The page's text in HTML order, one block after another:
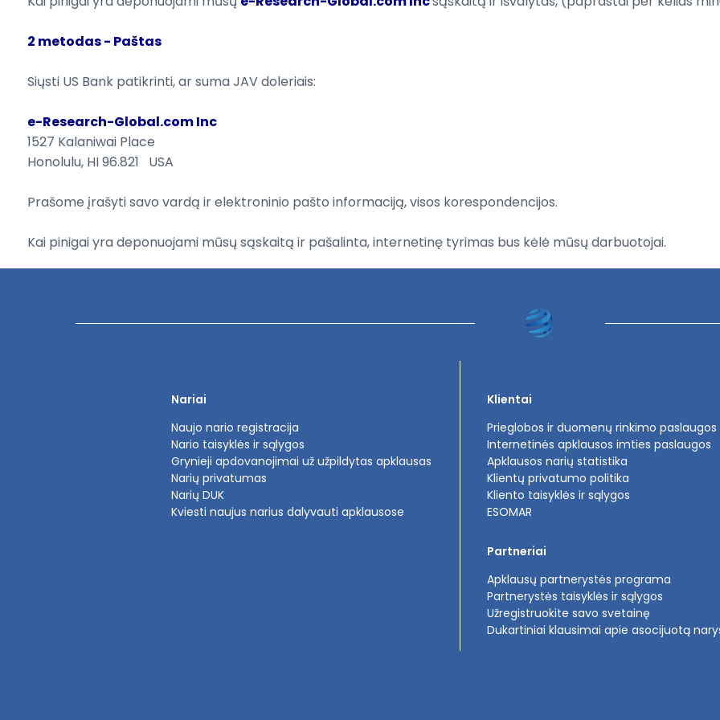
2 metodas - Paštas
Siųsti US Bank patikrinti, arsumaJAV doleriais:
e-Research-Global.com Inc
1527 Kalaniwai Place
Honolulu, HI96.821 USA
Prašome įrašytisavo vardą ir elektroninio pašto informaciją,visos korespondencijos.
Kai pinigaiyra deponuojami mūsų sąskaitą ir pašalinta,internetinę tyrimas bus kėlė mūsų darbuotojai.
Nariai
Naujo nario registracija
Nario taisyklės ir sąlygos
Grynieji apdovanojimai už užpildytas apklausas
Narių privatumas
Narių DUK
Kviesti naujus narius dalyvauti apklausose
Klientai
Prieglobos ir duomenų rinkimo paslaugos
Internetinės apklausos imties paslaugos
Apklausos narių statistika
Klientų privatumo politika
Kliento taisyklės ir sąlygos
ESOMAR
Partneriai
Apklausų partnerystės programa
Partnerystės taisyklės ir sąlygos
Užregistruokite savo svetainę
Dukartiniai klausimai apie asocijuotą